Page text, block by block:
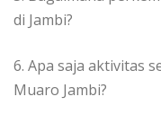
di Jambi?
6. Apa saja aktivitas
Muaro Jambi?